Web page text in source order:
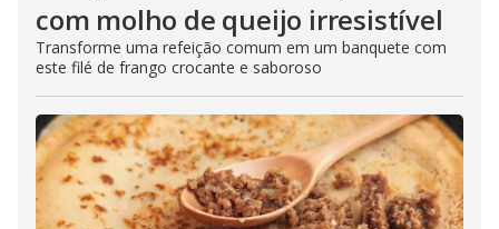
com molho de queijo irresistível
Transforme uma refeição comum em um banquete com
este filé de frango crocante e saboroso